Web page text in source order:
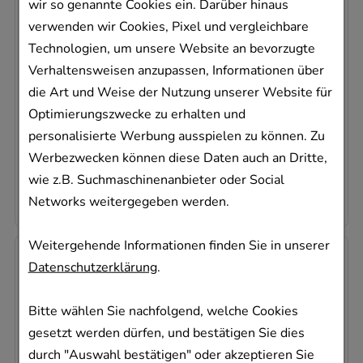
wir so genannte Cookies ein. Darüber hinaus
verwenden wir Cookies, Pixel und vergleichbare
Technologien, um unsere Website an bevorzugte
Verhaltensweisen anzupassen, Informationen über
die Art und Weise der Nutzung unserer Website für
Optimierungszwecke zu erhalten und
personalisierte Werbung ausspielen zu können. Zu
Werbezwecken können diese Daten auch an Dritte,
wie z.B. Suchmaschinenanbieter oder Social
Networks weitergegeben werden.
Weitergehende Informationen finden Sie in unserer
Datenschutzerklärung.
Bitte wählen Sie nachfolgend, welche Cookies
gesetzt werden dürfen, und bestätigen Sie dies
durch "Auswahl bestätigen" oder akzeptieren Sie
OHROPAX Good Night Silikon Vor-Ohr
Stöpsel
OHROPAX GmbH
8St
19412656
Sofort lieferbar
5,76 €¹
AVP:6,95 €²
0,72 € pro 1 Stk
17,5%